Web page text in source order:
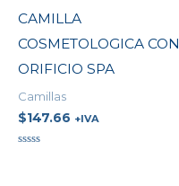
CAMILLA
COSMETOLOGICA CON
ORIFICIO SPA
Camillas
$147.66 +IVA